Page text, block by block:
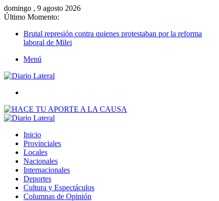
domingo , 9 agosto 2026
Último Momento:
Brutal represión contra quienes protestaban por la reforma
laboral de Milei
Menú
Inicio
Provinciales
Locales
Nacionales
Internacionales
Deportes
Cultura y Espectáculos
Columnas de Opinión